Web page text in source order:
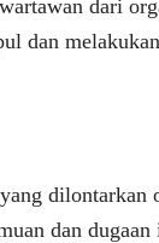
dari
dan
dilontarkan
dan